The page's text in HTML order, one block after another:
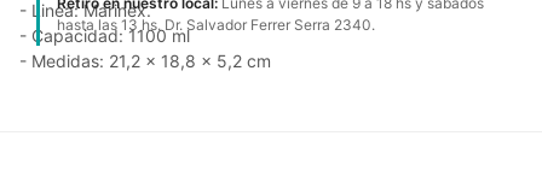
hasta las 13 hs. Dr. Salvador Ferrer Serra 2340.
- Linea: Marinex.
- Capacidad: 1100 ml
- Medidas: 21,2 x 18,8 x 5,2 cm